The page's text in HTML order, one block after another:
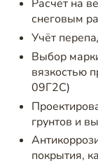
Расчёт на
снеговым
Учёт
Выбор
вязкостью
09Г2С)
грунтов и
покрытия,